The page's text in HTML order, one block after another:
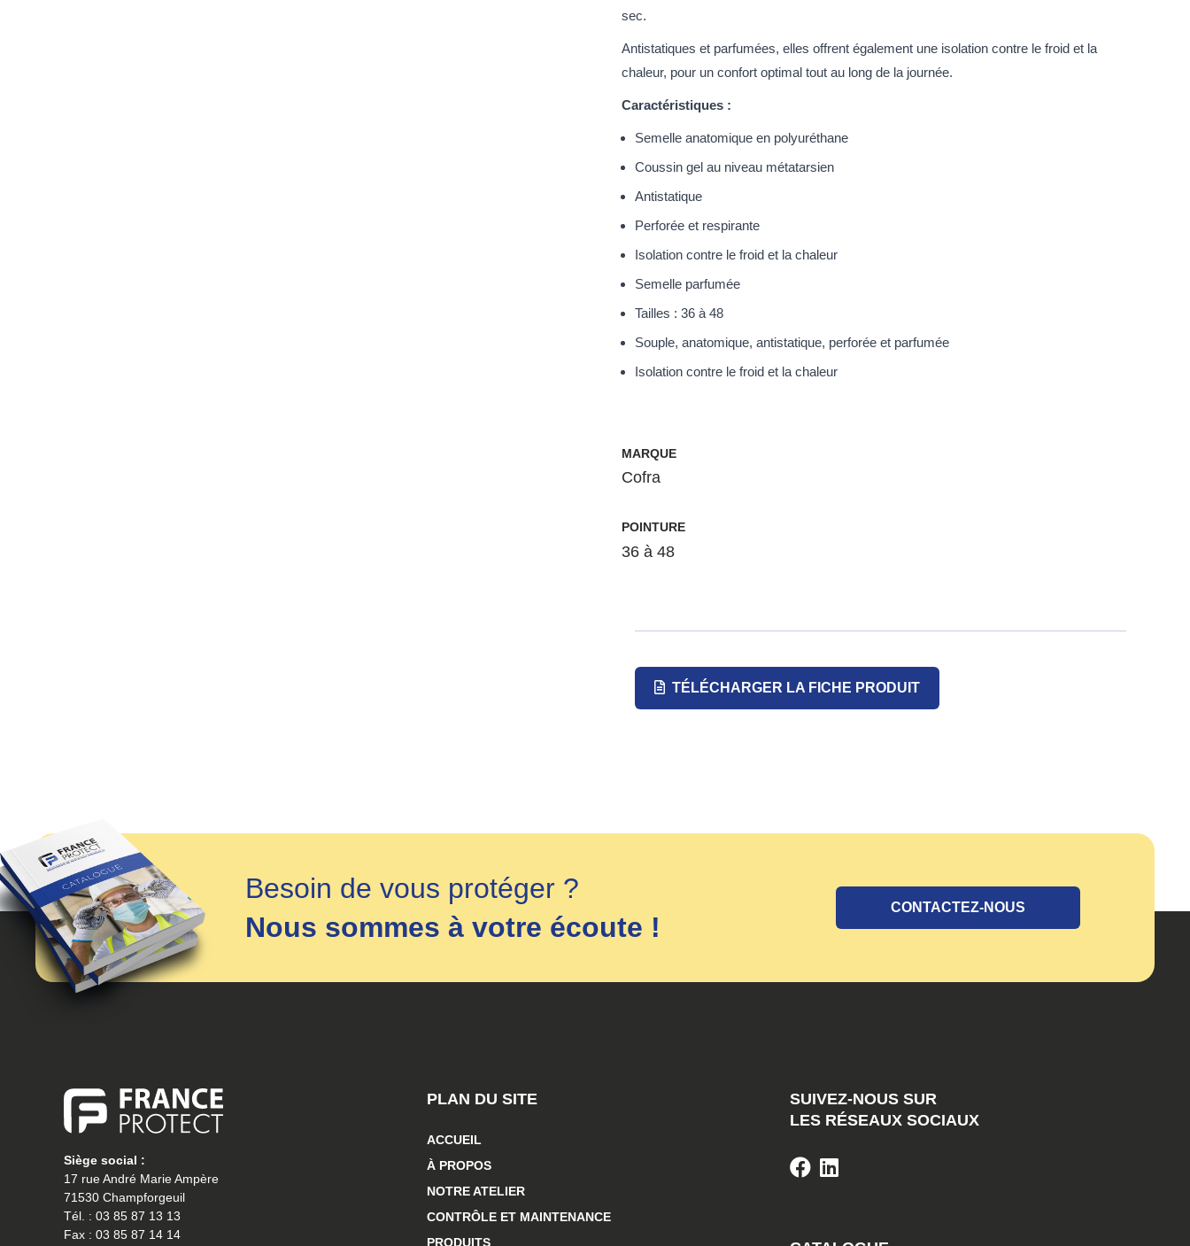
sec.
Antistatiques et parfumées, elles offrent également une isolation contre le froid et la
chaleur, pour un confort optimal tout au long de la journée.
Caractéristiques :
Semelle anatomique en polyuréthane
Coussin gel au niveau métatarsien
Antistatique
Perforée et respirante
Isolation contre le froid et la chaleur
Semelle parfumée
Tailles : 36 à 48
Souple, anatomique, antistatique, perforée et parfumée
Isolation contre le froid et la chaleur
MARQUE
Cofra
POINTURE
36 à 48
TÉLÉCHARGER LA FICHE PRODUIT
Besoin de vous protéger ?
Nous sommes à votre écoute !
CONTACTEZ-NOUS
Siège social :
17 rue André Marie Ampère
71530 Champforgeuil
Tél. : 03 85 87 13 13
Fax : 03 85 87 14 14
PLAN DU SITE
ACCUEIL
À PROPOS
NOTRE ATELIER
CONTRÔLE ET MAINTENANCE
PRODUITS
SUIVEZ-NOUS SUR
LES RÉSEAUX SOCIAUX